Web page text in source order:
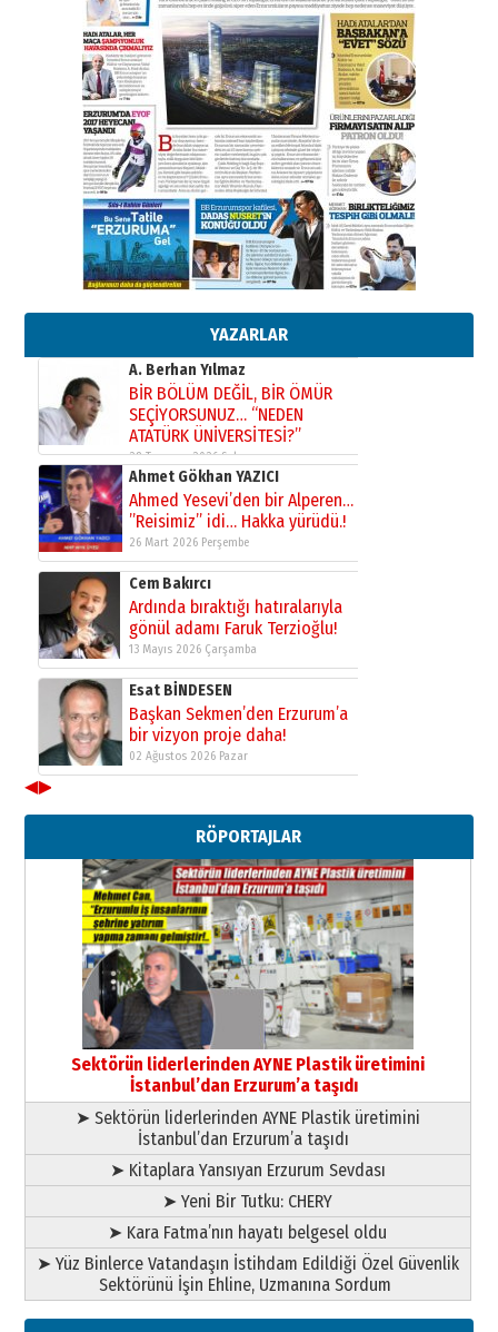
YAZARLAR
02 Ağustos 2026 Pazar
Kadir SABUNCUOĞLU
Erzurumspor’un köşe taşları
29 Haziran 2026 Pazartesi
Kenan GÜLERCİ
Murat Şahsuvaroğlu ERKON’da
çıtayı yukarı taşırken,
yönetimdekiler aşağı
çekmemeli!
17 Şubat 2026 SalıOrhan BOZKURT
Bir fotoğraf, bir şehir, bir
gazeteci… Dizginler kimin
A. Berhan Yılmaz
BİR BÖLÜM DEĞİL, BİR ÖMÜR
SEÇİYORSUNUZ… “NEDEN
ATATÜRK ÜNİVERSİTESİ?”
28 Temmuz 2026 Salı
Ahmet Gökhan YAZICI
Ahmed Yesevi’den bir Alperen…
”Reisimiz” idi… Hakka yürüdü.!
26 Mart 2026 Perşembe
Cem Bakırcı
Ardında bıraktığı hatıralarıyla
gönül adamı Faruk Terzioğlu!
13 Mayıs 2026 Çarşamba
Esat BİNDESEN
Başkan Sekmen’den Erzurum’a
bir vizyon proje daha!
02 Ağustos 2026 Pazar
Erzurumspor’un köşe taşları
29 Haziran 2026 Pazartesi
Kenan GÜLERCİ
Murat Şahsuvaroğlu ERKON’da
çıtayı yukarı taşırken,
yönetimdekiler aşağı
çekmemeli!
17 Şubat 2026 SalıOrhan BOZKURT
Bir fotoğraf, bir şehir, bir
gazeteci… Dizginler kimin
elinde?
A. Berhan Yılmaz
BİR BÖLÜM DEĞİL, BİR ÖMÜR
SEÇİYORSUNUZ… “NEDEN
ATATÜRK ÜNİVERSİTESİ?”
28 Temmuz 2026 Salı
Ahmet Gökhan YAZICI
Ahmed Yesevi’den bir Alperen…
”Reisimiz” idi… Hakka yürüdü.!
26 Mart 2026 Perşembe
◀▶
RÖPORTAJLAR
Sektörün liderlerinden AYNE Plastik üretimini
İstanbul’dan Erzurum’a taşıdı
➤ Sektörün liderlerinden AYNE Plastik üretimini
İstanbul’dan Erzurum’a taşıdı
➤ Kitaplara Yansıyan Erzurum Sevdası
➤ Yeni Bir Tutku: CHERY
➤ Kara Fatma’nın hayatı belgesel oldu
➤ Yüz Binlerce Vatandaşın İstihdam Edildiği Özel Güvenlik
Sektörünü İşin Ehline, Uzmanına Sordum